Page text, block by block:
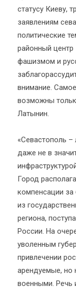
статусу Киеву,
заявлениям
политические
районный
фашизмом и
внимание.
возможны
Латынин.
«Севастополь
даже не в
Город
компенсации
из
региона,
России. На
уволенным
привлечении
арендуемые, но
военными. Речь